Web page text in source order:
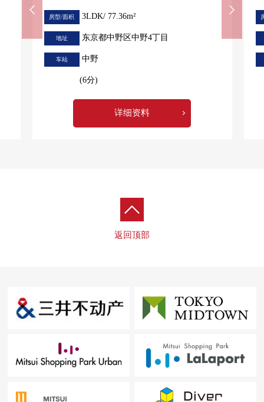
房型/面积 3LDK/ 77.36m²
地址 东京都中野区中野4丁目
车站 中野
(6分)
详细资料
返回顶部